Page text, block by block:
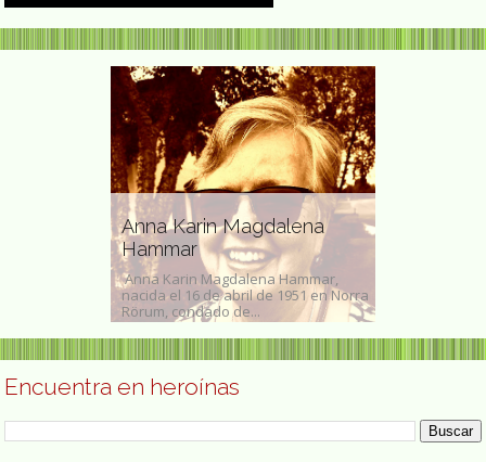
Anna Karin Magdalena
Hammar
Anna Karin Magdalena Hammar,
nacida el 16 de abril de 1951 en Norra
Rörum, condado de...
Encuentra en heroínas